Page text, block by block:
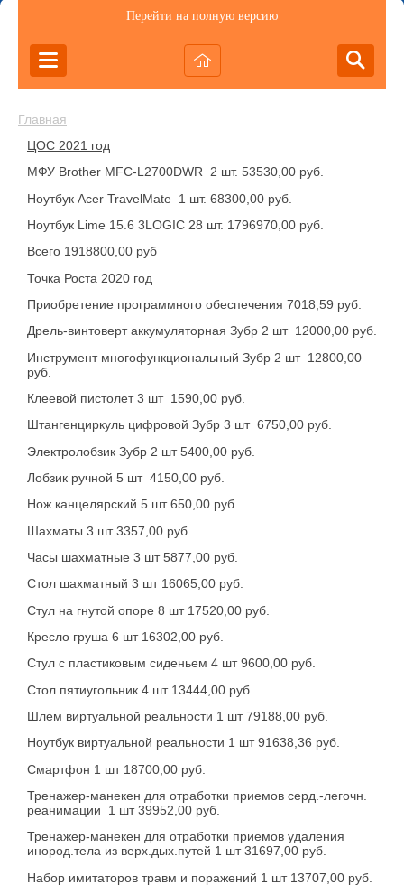
Перейти на полную версию
Главная
ЦОС 2021 год
МФУ Brother MFC-L2700DWR 2 шт. 53530,00 руб.
Ноутбук Acer TravelMate 1 шт. 68300,00 руб.
Ноутбук Lime 15.6 3LOGIC 28 шт. 1796970,00 руб.
Всего 1918800,00 руб
Точка Роста 2020 год
Приобретение программного обеспечения 7018,59 руб.
Дрель-винтоверт аккумуляторная Зубр 2 шт 12000,00 руб.
Инструмент многофункциональный Зубр 2 шт 12800,00
руб.
Клеевой пистолет 3 шт 1590,00 руб.
Штангенциркуль цифровой Зубр 3 шт 6750,00 руб.
Электролобзик Зубр 2 шт 5400,00 руб.
Лобзик ручной 5 шт 4150,00 руб.
Нож канцелярский 5 шт 650,00 руб.
Шахматы 3 шт 3357,00 руб.
Часы шахматные 3 шт 5877,00 руб.
Стол шахматный 3 шт 16065,00 руб.
Стул на гнутой опоре 8 шт 17520,00 руб.
Кресло груша 6 шт 16302,00 руб.
Стул с пластиковым сиденьем 4 шт 9600,00 руб.
Стол пятиугольник 4 шт 13444,00 руб.
Шлем виртуальной реальности 1 шт 79188,00 руб.
Ноутбук виртуальной реальности 1 шт 91638,36 руб.
Смартфон 1 шт 18700,00 руб.
Тренажер-манекен для отработки приемов серд.-легочн.
реанимации 1 шт 39952,00 руб.
Тренажер-манекен для отработки приемов удаления
инород.тела из верх.дых.путей 1 шт 31697,00 руб.
Набор имитаторов травм и поражений 1 шт 13707,00 руб.